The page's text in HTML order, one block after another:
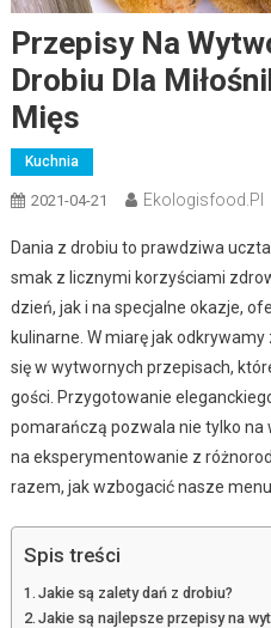
Przepisy Na
Drobiu Dla
Mięs
Kuchnia
2021-04-21 Ekologisfood.pl
Dania z drobiu to prawdziwa
smak z licznymi korzyściami
dzień, jak i na specjalne okazje,
kulinarne. W miarę jak
się w wytwornych przepisach,
gości. Przygotowanie
pomarańczą pozwala nie tylko na
na eksperymentowanie z
razem, jak wzbogacić nasze
Spis treści
Jakie są zalety dań z drobiu?
Jakie są najlepsze przepisy na